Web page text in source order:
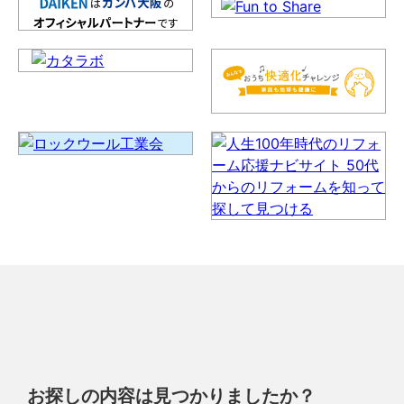
お探しの内容は見つかりましたか？